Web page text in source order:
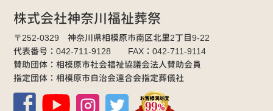
株式会社神奈川福祉葬祭
〒252-0329 神奈川県相模原市南区北里2丁目9-22
代表番号：042-711-9128 FAX：042-711-9114
賛助団体：相模原市社会福祉協議会法人賛助会員
指定団体：相模原市自治会連合会指定葬儀社